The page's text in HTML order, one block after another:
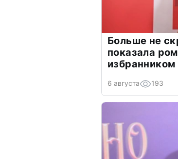
Больше не
показала
избранником
6 августа 193